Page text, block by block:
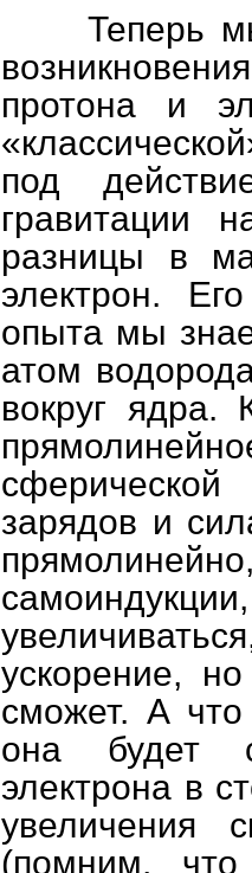
Теперь мы
протона и
под
гравитации
разницы в
электрон.
опыта мы
атом
вокруг ядра.
сферической
зарядов и
ускорение,
сможет. А
она будет
электрона в
увеличения
(помним,